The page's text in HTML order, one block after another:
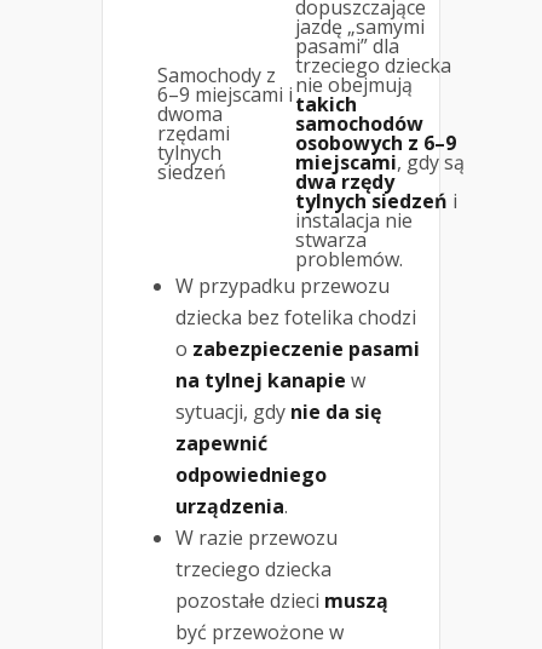
Samochody z
6–9 miejscami i
dwoma
rzędami
tylnych
siedzeń
dopuszczające
jazdę „samymi
pasami” dla
trzeciego dziecka
nie obejmują
takich
samochodów
osobowych z 6–9
miejscami, gdy są
dwa rzędy
tylnych siedzeń i
instalacja nie
stwarza
problemów.
W przypadku przewozu
dziecka bez fotelika chodzi
o zabezpieczenie pasami
na tylnej kanapie w
sytuacji, gdy nie da się
zapewnić
odpowiedniego
urządzenia.
W razie przewozu
trzeciego dziecka
pozostałe dzieci muszą
być przewożone w